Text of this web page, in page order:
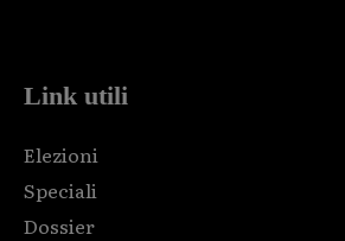
Link utili
Elezioni
Speciali
Dossier